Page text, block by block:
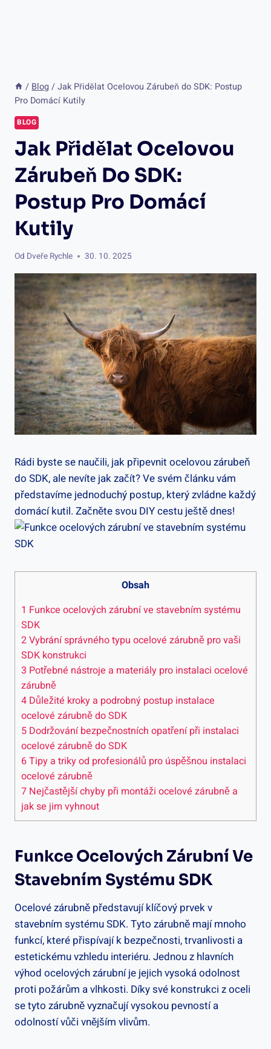
/ Blog / Jak Přidělat Ocelovou Zárubeň do SDK: Postup
Pro Domácí Kutily
BLOG
Jak Přidělat Ocelovou
Zárubeň Do SDK:
Postup Pro Domácí
Kutily
Od Dveře Rychle 30. 10. 2025
Rádi byste se naučili, jak připevnit ocelovou zárubeň
do SDK, ale nevíte jak začít? Ve svém článku vám
představíme jednoduchý postup, který zvládne každý
domácí kutil. Začněte svou DIY cestu ještě dnes!
Obsah
1 Funkce ocelových zárubní ve stavebním systému
SDK
2Vybrání správného typu ocelové zárubně pro vaši
SDK konstrukci
3 Potřebné nástroje a materiály pro instalaci ocelové
zárubně
4 Důležité kroky a podrobný postup instalace
ocelové zárubně do SDK
5 Dodržování bezpečnostních opatření při instalaci
ocelové zárubně do SDK
6Tipy a triky od profesionálů pro úspěšnou instalaci
ocelové zárubně
7 Nejčastější chyby při montáži ocelové zárubně a
jak se jim vyhnout
Funkce Ocelových Zárubní Ve
Stavebním Systému SDK
Ocelové zárubně představují klíčový prvek v
stavebním systému SDK. Tyto zárubně mají mnoho
funkcí, které přispívají k bezpečnosti, trvanlivosti a
estetickému vzhledu interiéru. Jednou z hlavních
výhod ocelových zárubní je jejich vysoká odolnost
proti požárům a vlhkosti. Díky své konstrukci z oceli
se tyto zárubně vyznačují vysokou pevností a
odolností vůči vnějším vlivům.